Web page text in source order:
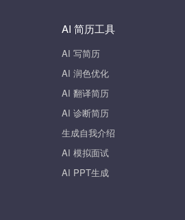
AI 简历工具
AI 写简历
AI 润色优化
AI 翻译简历
AI 诊断简历
生成自我介绍
AI 模拟面试
AI PPT生成